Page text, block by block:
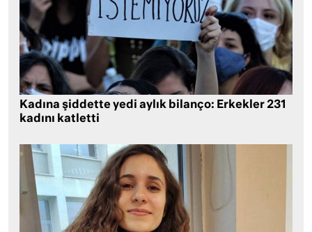
Kadına şiddette yedi aylık bilanço: Erkekler 231
kadını katletti